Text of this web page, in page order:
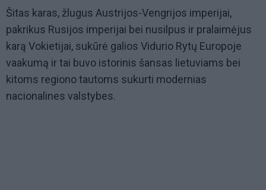
Šitas karas, žlugus Austrijos-Vengrijos imperijai,
pakrikus Rusijos imperijai bei nusilpus ir pralaimėjus
karą Vokietijai, sukūrė galios Vidurio Rytų Europoje
vaakumą ir tai buvo istorinis šansas lietuviams bei
kitoms regiono tautoms sukurti modernias
nacionalines valstybes.